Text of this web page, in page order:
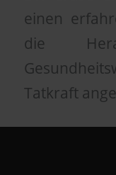
einen
die
Tatkraft